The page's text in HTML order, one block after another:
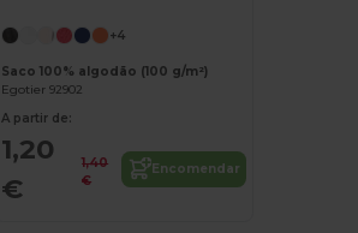
+4
Saco 100% algodão (100 g/m²)
Egotier 92902
A partir de:
1,20
€
1,40
€
Encomendar